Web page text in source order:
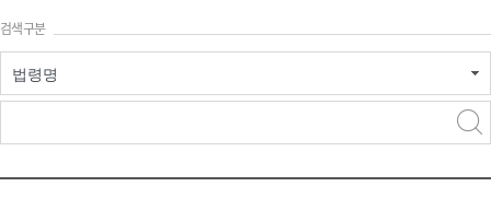
검색구분
법령명